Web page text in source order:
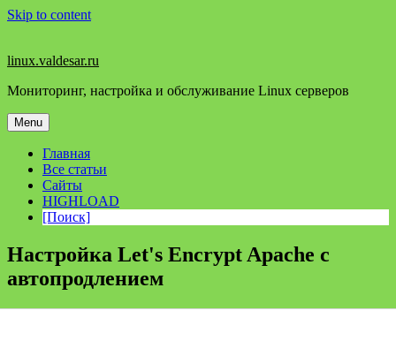
Skip to content
linux.valdesar.ru
Мониторинг, настройка и обслуживание Linux серверов
Menu
Главная
Все статьи
Сайты
HIGHLOAD
[Поиск]
Настройка Let's Encrypt Apache с
автопродлением